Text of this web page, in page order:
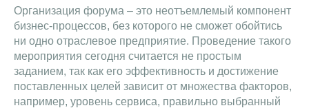
Организация форума – это неотъемлемый компонент
бизнес-процессов, без которого не сможет обойтись
ни одно отраслевое предприятие. Проведение такого
мероприятия сегодня считается не простым
заданием, так как его эффективность и достижение
поставленных целей зависит от множества факторов,
например, уровень сервиса, правильно выбранный